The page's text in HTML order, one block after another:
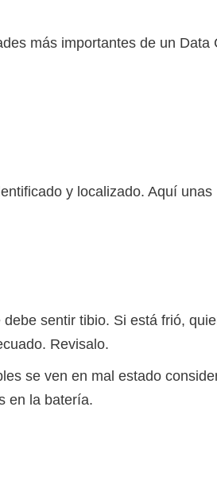
más importantes de un Data
y localizado. Aquí unas
sentir tibio. Si está frió,
Revisalo.
se ven en mal estado
en la batería.